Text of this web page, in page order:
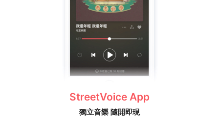
StreetVoice App
獨立音樂 隨開即現